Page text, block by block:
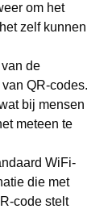
om het
zelf kunnen
de
QR-codes.
bij mensen
meteen te
WiFi-
die met
code stelt